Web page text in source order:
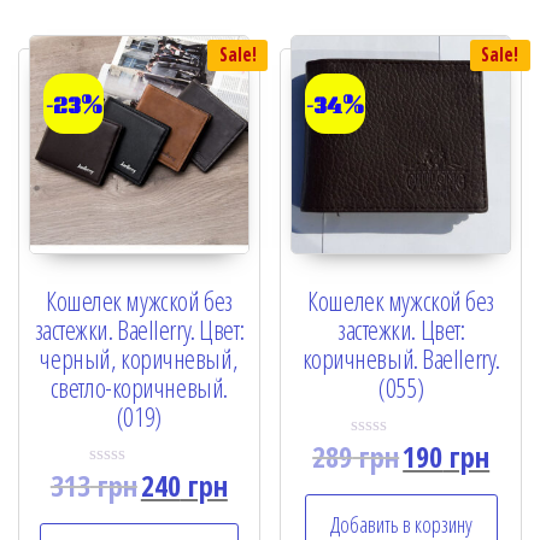
5
Sale!
-23%
Кошелек мужской без
застежки. Baellerry. Цвет:
черный, коричневый,
светло-коричневый.
(019)
R
a
313грн240грн
Sale!
-34%
Кошелек мужской без
застежки. Цвет:
коричневый. Baellerry.
(055)
R
d
289грн190 грн
Добавить в корзину